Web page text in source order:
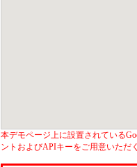
本デモページ上に設置されている
ントおよびAPIキーをご用意いただ